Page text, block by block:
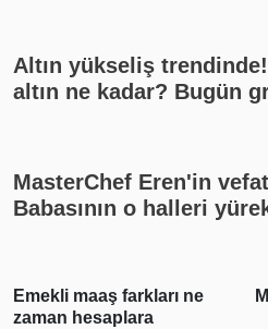
Altın yükseliş
altın ne kadar? Bugün
rakamları, canlı takip
MasterChef Eren'in
Babasının o halleri
Emekli maaş farkları ne
zaman hesaplara